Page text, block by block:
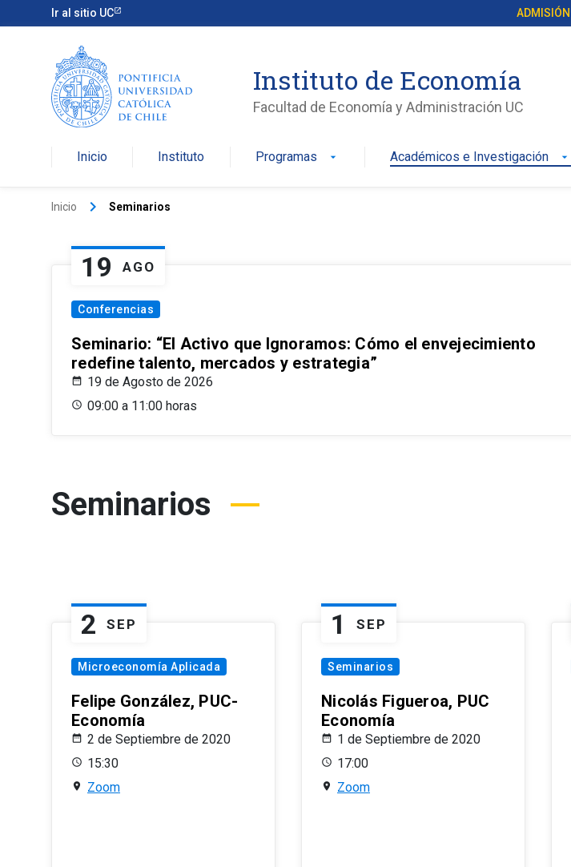
Ir al sitio UC ADMISIÓN
Instituto de Economía
Facultad de Economía y Administración UC
Inicio Instituto Programas arrow_drop_down Académicos e Investigación arrow_drop_down
Inicio keyboard_arrow_right Seminarios
19 AGO
Conferencias
Seminario: “El Activo que Ignoramos: Cómo el envejecimiento
redefine talento, mercados y estrategia”
19 de Agosto de 2026
09:00 a 11:00 horas
Seminarios
2 SEP
Microeconomía Aplicada
Felipe González, PUC-
Economía
2 de Septiembre de 2020
15:30
Zoom
1 SEP
Seminarios
Nicolás Figueroa, PUC
Economía
1 de Septiembre de 2020
17:00
Zoom